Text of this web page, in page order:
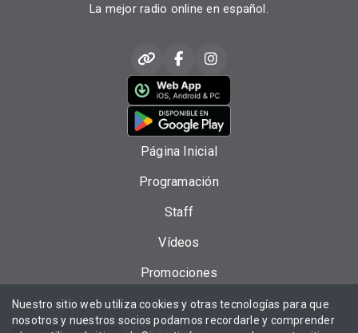
La mejor radio online en español.
Página Inicial
Programación
Staff
Vídeos
Promociones
Eventos
Nuestro sitio web utiliza cookies y otras tecnologías para que
nosotros y nuestros socios podamos recordarle y comprender